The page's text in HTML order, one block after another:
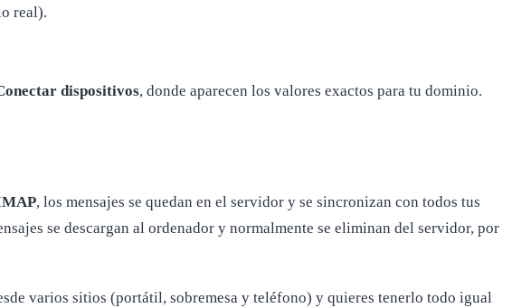
real).
dispositivos, donde aparecen los valores exactos para tu dominio.
, los mensajes se quedan en el servidor y se sincronizan con todos tus
se descargan al ordenador y normalmente se eliminan del servidor, por
varios sitios (portátil, sobremesa y teléfono) y quieres tenerlo todo igual